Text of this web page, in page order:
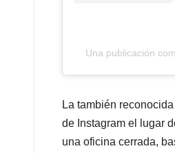
Una publicación
La también
de Instagram el lugar
una oficina cerrada,